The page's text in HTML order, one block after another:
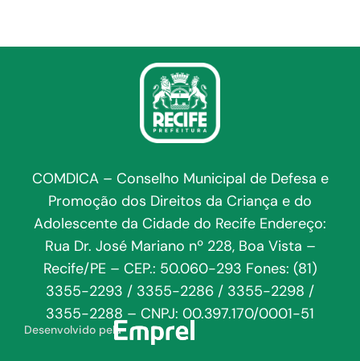
COMDICA – Conselho Municipal de Defesa e
Promoção dos Direitos da Criança e do
Adolescente da Cidade do Recife Endereço:
Rua Dr. José Mariano nº 228, Boa Vista –
Recife/PE – CEP.: 50.060-293 Fones: (81)
3355-2293 / 3355-2286 / 3355-2298 /
3355-2288 – CNPJ: 00.397.170/0001-51
Desenvolvido pela